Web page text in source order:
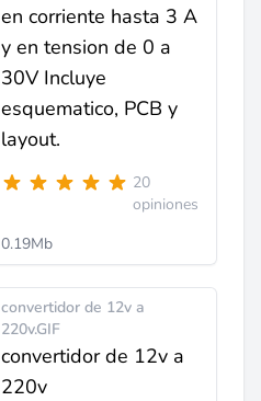
en corriente hasta 3 A
y en tension de 0 a
30V Incluye
esquematico, PCB y
layout.
20
opiniones
0.19Mb
convertidor de 12v a
220v.GIF
convertidor de 12v a
220v